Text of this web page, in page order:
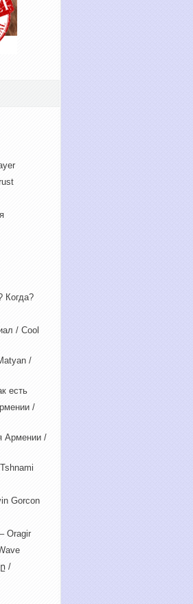
Когда?
/ Cool
/
есть
/
/
Gorcon
Oragir
/